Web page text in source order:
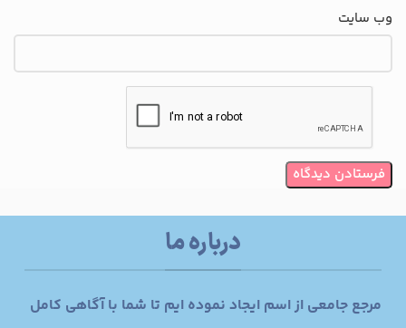
وب‌ سایت
درباره ما
مرجع جامعی از اسم ایجاد نموده ایم تا شما با آگاهی کامل